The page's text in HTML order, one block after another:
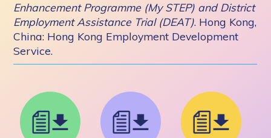
Enhancement Programme (My STEP) and District
Employment Assistance Trial (DEAT). Hong Kong,
China: Hong Kong Employment Development
Service.